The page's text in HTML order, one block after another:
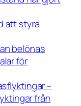
att styra
belönas
för
–
från